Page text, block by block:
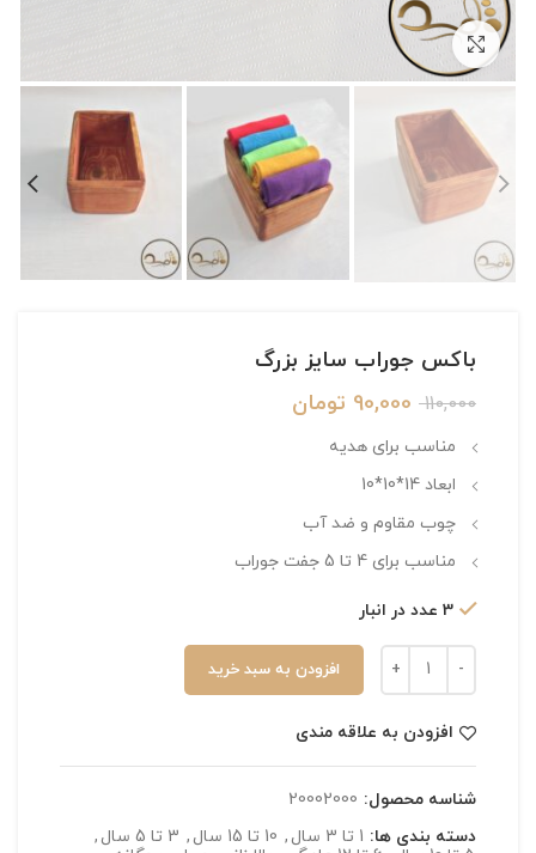
بزرگنمایی تصویر
باکس جوراب سایز بزرگ
110,000
90,000 تومان
مناسب برای هدیه
ابعاد 14*10*10
چوب مقاوم و ضد آب
مناسب برای 4 تا 5 جفت جوراب
3 عدد در انبار
افزودن به سبد خرید
افزودن به علاقه مندی
شناسه محصول: 20002000
دسته بندی ها: 1 تا 3 سال , 10 تا 15 سال , 3 تا 5 سال
,